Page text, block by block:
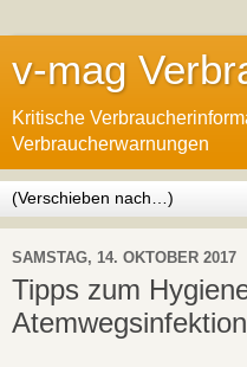
v-mag
Kritische
Verbraucherwarnungen
SAMSTAG, 14. OKTOBER 2017
Tipps zum